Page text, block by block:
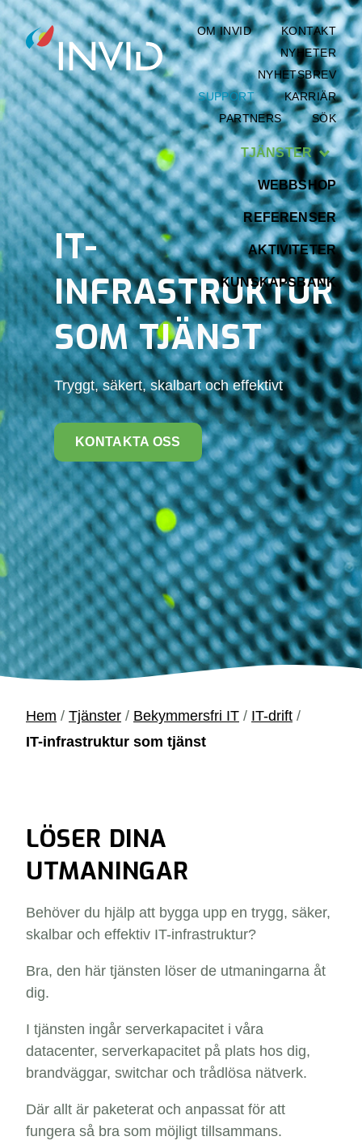
OM INVID
KONTAKT
NYHETER
NYHETSBREV
SUPPORT
KARRIÄR
PARTNERS
SÖK
TJÄNSTER
WEBBSHOP
REFERENSER
AKTIVITETER
KUNSKAPSBANK
IT-
INFRASTRUKTUR
SOM TJÄNST
Tryggt, säkert, skalbart och effektivt
KONTAKTA OSS
Hem / Tjänster / Bekymmersfri IT / IT-drift /
IT-infrastruktur som tjänst
LÖSER DINA
UTMANINGAR
Behöver du hjälp att bygga upp en trygg, säker,
skalbar och effektiv IT-infrastruktur?
Bra, den här tjänsten löser de utmaningarna åt
dig.
I tjänsten ingår serverkapacitet i våra
datacenter, serverkapacitet på plats hos dig,
brandväggar, switchar och trådlösa nätverk.
Där allt är paketerat och anpassat för att
fungera så bra som möjligt tillsammans.